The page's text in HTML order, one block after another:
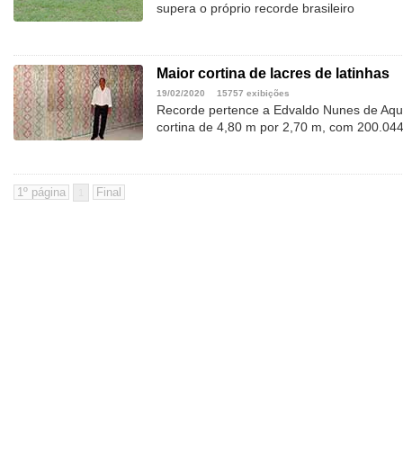
supera o próprio recorde brasileiro
Maior cortina de lacres de latinhas
19/02/2020 15757 exibições
Recorde pertence a Edvaldo Nunes de
cortina de 4,80 m por 2,70 m, com